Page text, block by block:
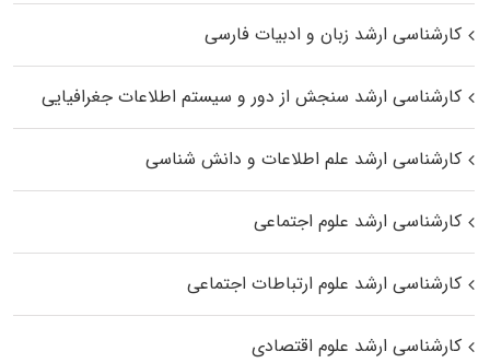
کارشناسی ارشد زبان و ادبیات فارسی
کارشناسی ارشد سنجش از دور و سیستم اطلاعات جغرافیایی
کارشناسی ارشد علم اطلاعات و دانش شناسی
کارشناسی ارشد علوم اجتماعی
کارشناسی ارشد علوم ارتباطات اجتماعی
کارشناسی ارشد علوم اقتصادی